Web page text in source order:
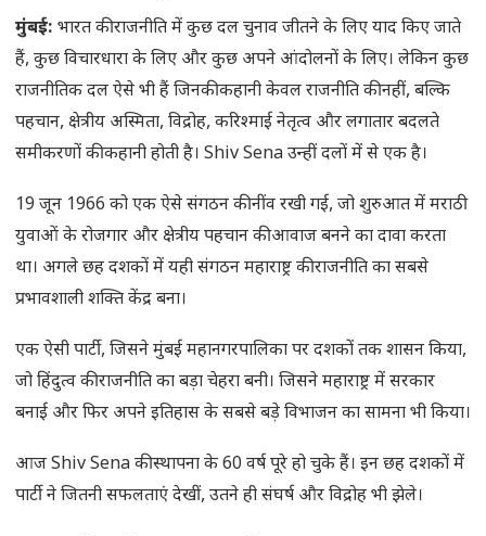
मुंबई: भारत की राजनीति में कुछ दल चुनाव जीतने के लिए याद किए जाते
हैं, कुछ विचारधारा के लिए और कुछ अपने आंदोलनों के लिए। लेकिन कुछ
राजनीतिक दल ऐसे भी हैं जिनकी कहानी केवल राजनीति की नहीं, बल्कि
पहचान, क्षेत्रीय अस्मिता, विद्रोह, करिश्माई नेतृत्व और लगातार बदलते
समीकरणों की कहानी होती है। Shiv Sena उन्हीं दलों में से एक है।
19 जून 1966 को एक ऐसे संगठन की नींव रखी गई, जो शुरुआत में मराठी
युवाओं के रोजगार और क्षेत्रीय पहचान की आवाज बनने का दावा करता
था। अगले छह दशकों में यही संगठन महाराष्ट्र की राजनीति का सबसे
प्रभावशाली शक्ति केंद्र बना।
एक ऐसी पार्टी, जिसने मुंबई महानगरपालिका पर दशकों तक शासन किया,
जो हिंदुत्व की राजनीति का बड़ा चेहरा बनी। जिसने महाराष्ट्र में सरकार
बनाई और फिर अपने इतिहास के सबसे बड़े विभाजन का सामना भी किया।
आज Shiv Sena की स्थापना के 60 वर्ष पूरे हो चुके हैं। इन छह दशकों में
पार्टी ने जितनी सफलताएं देखीं, उतने ही संघर्ष और विद्रोह भी झेले।